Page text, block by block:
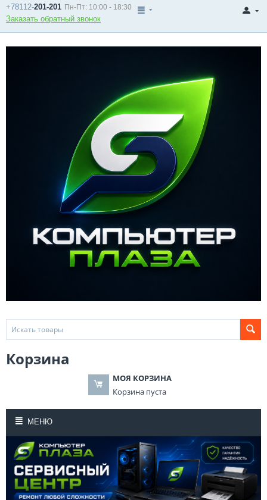
+78112-201-201 Пн-Пт: 10:00 - 18:30
Заказать обратный звонок
Корзина
МОЯ КОРЗИНА
Корзина пуста
МЕНЮ